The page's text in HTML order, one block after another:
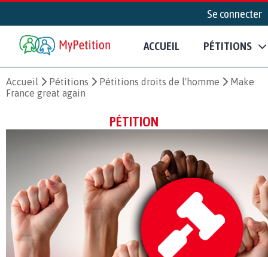
Se connecter
ACCUEIL PÉTITIONS
Accueil Pétitions Pétitions droits de l'homme
Make
France great again
PÉTITION